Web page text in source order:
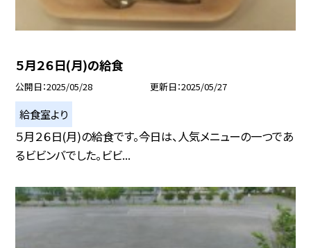
５月２６日(月)の給食
公開日 2025/05/28 更新日 2025/05/27
給食室より
５月２６日(月)の給食です。今日は、人気メニューの一つであ
るビビンバでした。ビビ...